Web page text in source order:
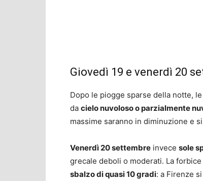
Giovedì 19 e venerdì 20
Dopo le piogge sparse della notte,
da cielo nuvoloso o parzialmente
massime saranno in diminuzione e
Venerdì 20 settembre invece sole
grecale deboli o moderati. La
sbalzo di quasi 10 gradi: a Firenze